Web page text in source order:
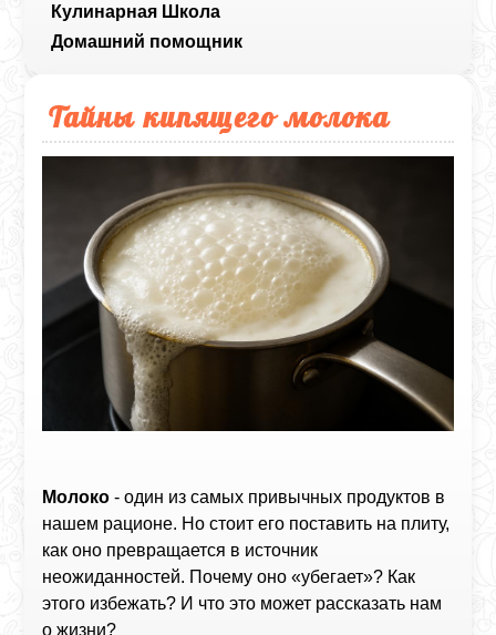
Кулинарная Школа
Домашний помощник
Тайны кипящего молока
Молоко - один из самых привычных продуктов в
нашем рационе. Но стоит его поставить на плиту,
как оно превращается в источник
неожиданностей. Почему оно «убегает»? Как
этого избежать? И что это может рассказать нам
о жизни?